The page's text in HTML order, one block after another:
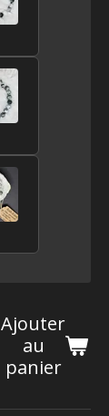
Ajouter
au
panier